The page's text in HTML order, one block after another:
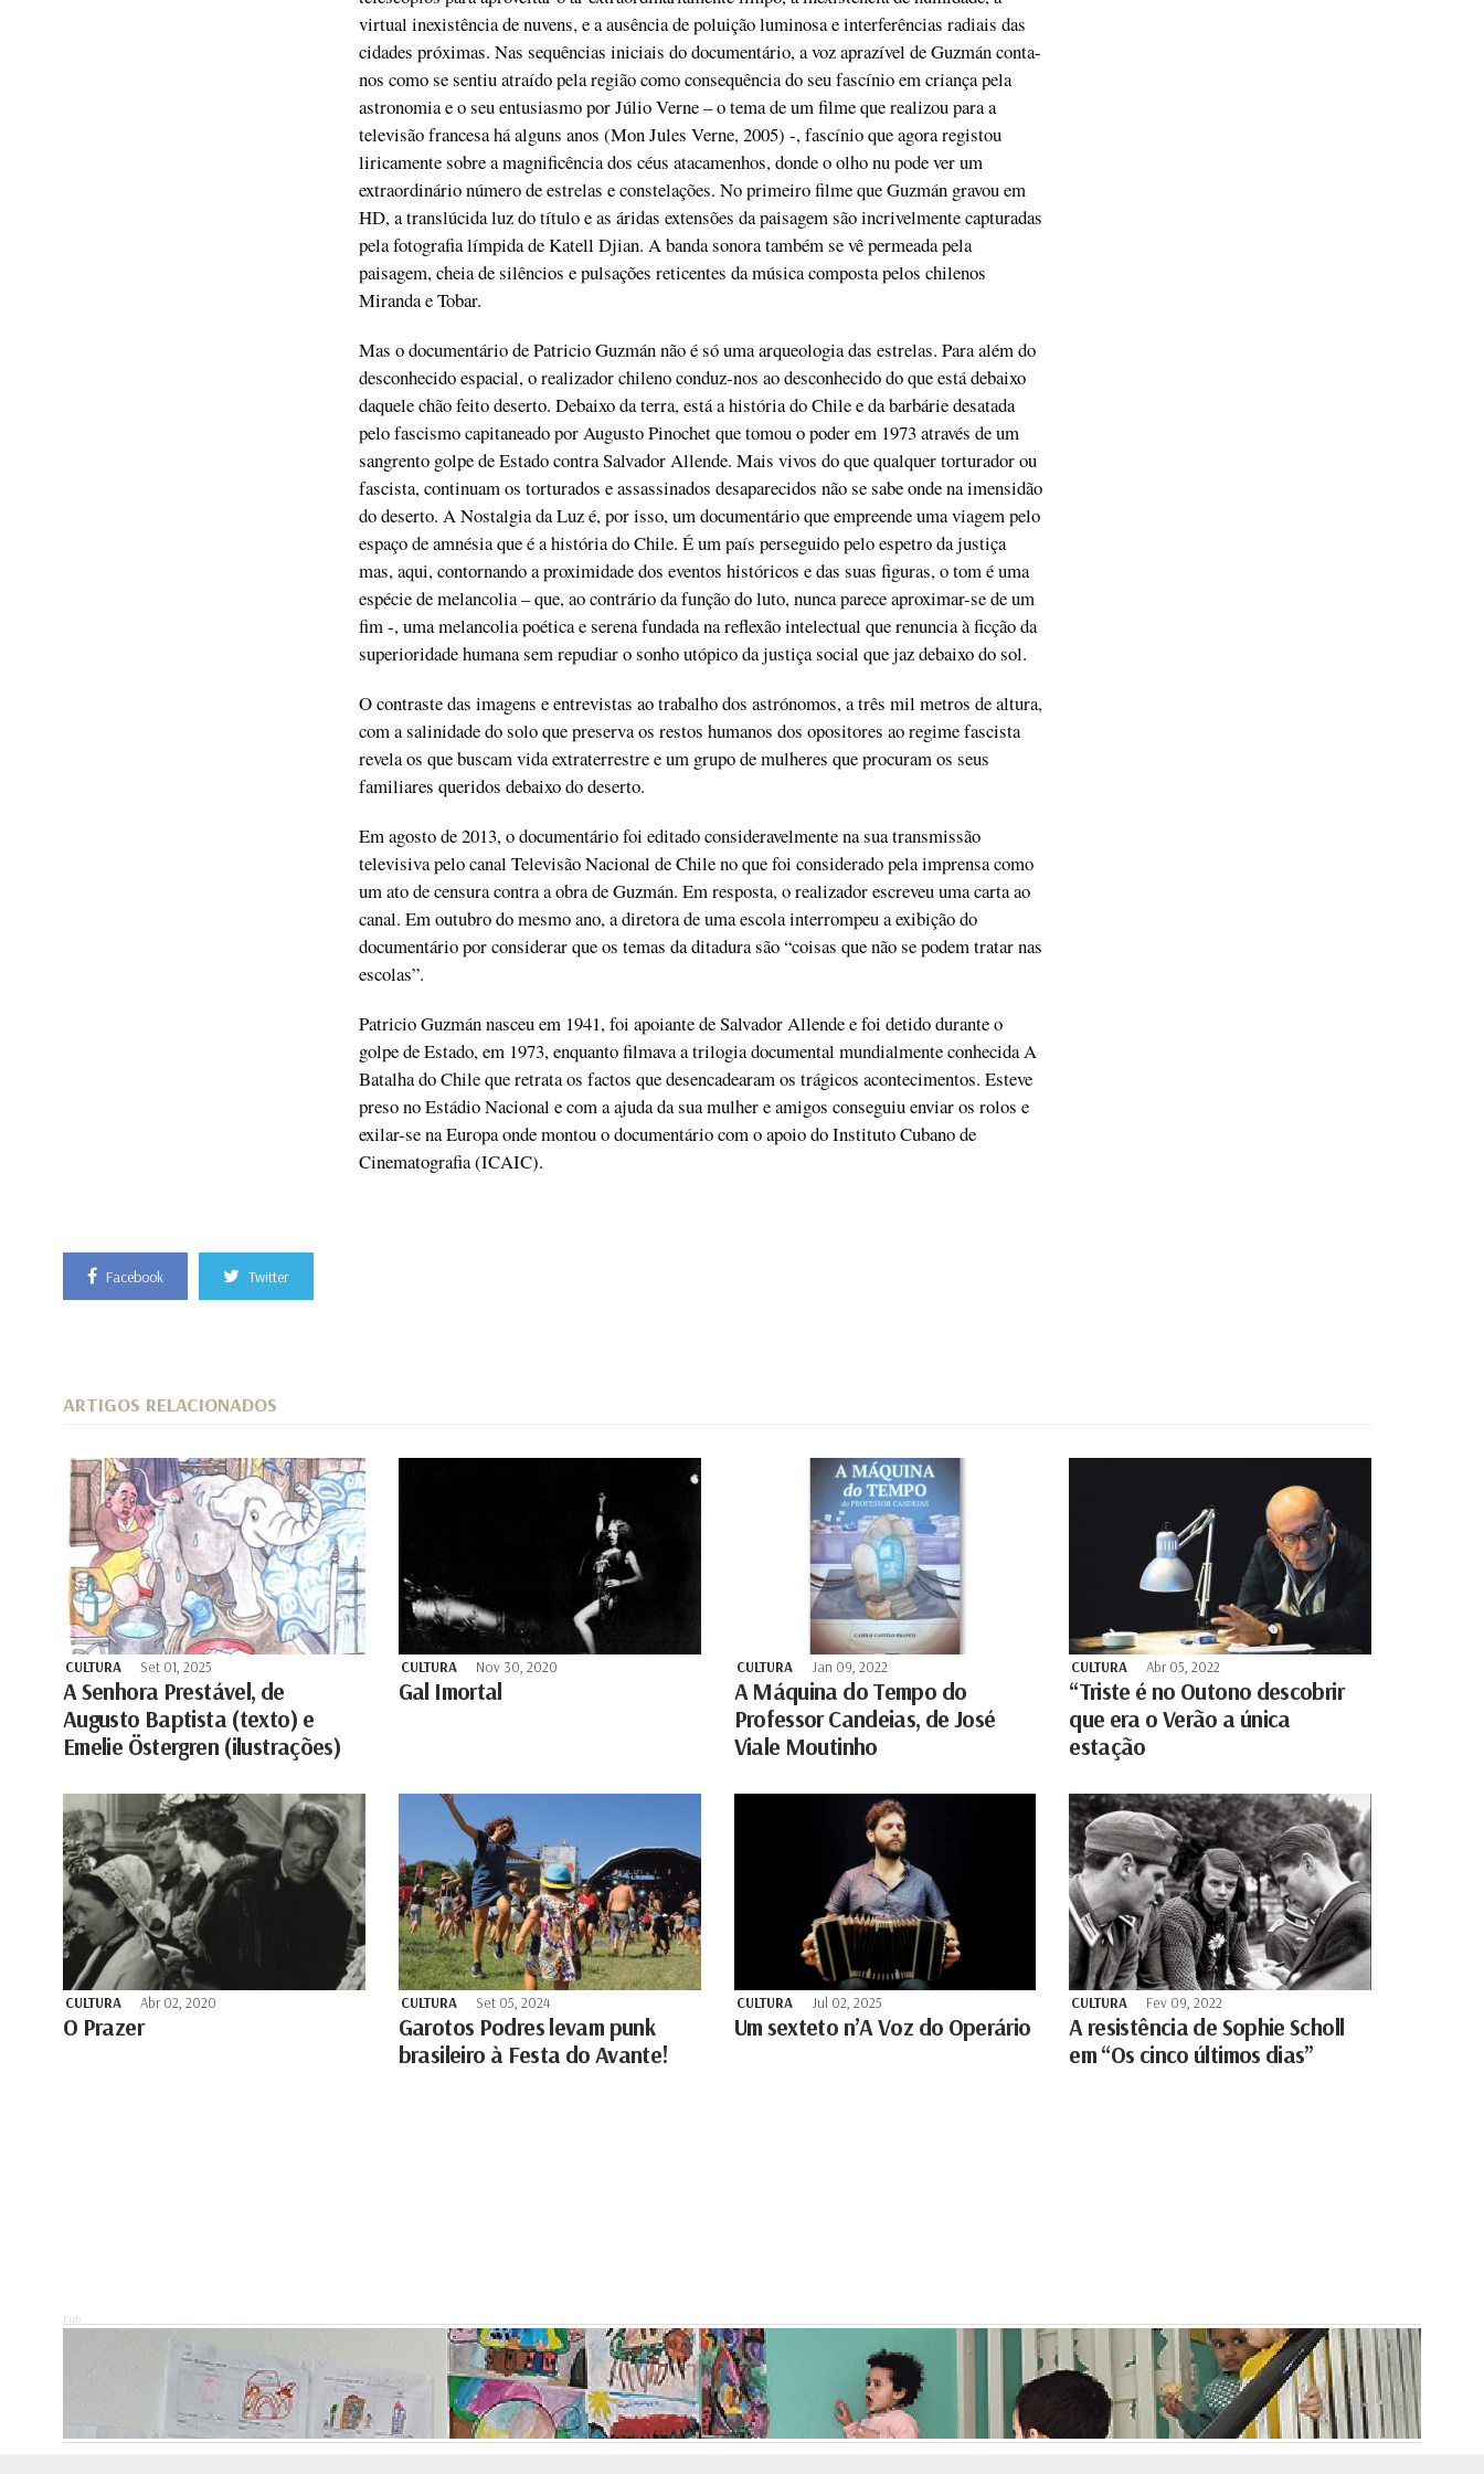
virtual inexistência de nuvens, e a ausência de poluição luminosa e interferências radiais das
cidades próximas. Nas sequências iniciais do documentário, a voz aprazível de Guzmán conta-
nos como se sentiu atraído pela região como consequência do seu fascínio em criança pela
astronomia e o seu entusiasmo por Júlio Verne – o tema de um filme que realizou para a
televisão francesa há alguns anos (Mon Jules Verne, 2005) -, fascínio que agora registou
liricamente sobre a magnificência dos céus atacamenhos, donde o olho nu pode ver um
extraordinário número de estrelas e constelações. No primeiro filme que Guzmán gravou em
HD, a translúcida luz do título e as áridas extensões da paisagem são incrivelmente capturadas
pela fotografia límpida de Katell Djian. A banda sonora também se vê permeada pela
paisagem, cheia de silêncios e pulsações reticentes da música composta pelos chilenos
Miranda e Tobar.
Mas o documentário de Patricio Guzmán não é só uma arqueologia das estrelas. Para além do
desconhecido espacial, o realizador chileno conduz-nos ao desconhecido do que está debaixo
daquele chão feito deserto. Debaixo da terra, está a história do Chile e da barbárie desatada
pelo fascismo capitaneado por Augusto Pinochet que tomou o poder em 1973 através de um
sangrento golpe de Estado contra Salvador Allende. Mais vivos do que qualquer torturador ou
fascista, continuam os torturados e assassinados desaparecidos não se sabe onde na imensidão
do deserto. A Nostalgia da Luz é, por isso, um documentário que empreende uma viagem pelo
espaço de amnésia que é a história do Chile. É um país perseguido pelo espetro da justiça
mas, aqui, contornando a proximidade dos eventos históricos e das suas figuras, o tom é uma
espécie de melancolia – que, ao contrário da função do luto, nunca parece aproximar-se de um
fim -, uma melancolia poética e serena fundada na reflexão intelectual que renuncia à ficção da
superioridade humana sem repudiar o sonho utópico da justiça social que jaz debaixo do sol.
O contraste das imagens e entrevistas ao trabalho dos astrónomos, a três mil metros de altura,
com a salinidade do solo que preserva os restos humanos dos opositores ao regime fascista
revela os que buscam vida extraterrestre e um grupo de mulheres que procuram os seus
familiares queridos debaixo do deserto.
Em agosto de 2013, o documentário foi editado consideravelmente na sua transmissão
televisiva pelo canal Televisão Nacional de Chile no que foi considerado pela imprensa como
um ato de censura contra a obra de Guzmán. Em resposta, o realizador escreveu uma carta ao
canal. Em outubro do mesmo ano, a diretora de uma escola interrompeu a exibição do
documentário por considerar que os temas da ditadura são “coisas que não se podem tratar nas
escolas”.
Patricio Guzmán nasceu em 1941, foi apoiante de Salvador Allende e foi detido durante o
golpe de Estado, em 1973, enquanto filmava a trilogia documental mundialmente conhecida A
Batalha do Chile que retrata os factos que desencadearam os trágicos acontecimentos. Esteve
preso no Estádio Nacional e com a ajuda da sua mulher e amigos conseguiu enviar os rolos e
exilar-se na Europa onde montou o documentário com o apoio do Instituto Cubano de
Cinematografia (ICAIC).
Facebook Twitter
ARTIGOS RELACIONADOS
CULTURA Set 01, 2025
A Senhora Prestável, de
Augusto Baptista (texto) e
Emelie Östergren (ilustrações)
CULTURA Nov 30, 2020
Gal Imortal
CULTURA Jan 09, 2022
A Máquina do Tempo do
Professor Candeias, de José
Viale Moutinho
CULTURA Abr 05, 2022
“Triste é no Outono descobrir
que era o Verão a única
estação
CULTURA Abr 02, 2020
O Prazer
CULTURA Set 05, 2024
Garotos Podres levam punk
brasileiro à Festa do Avante!
CULTURA Jul 02, 2025
Um sexteto n’A Voz do Operário
CULTURA Fev 09, 2022
A resistência de Sophie Scholl
em “Os cinco últimos dias”
Pub.